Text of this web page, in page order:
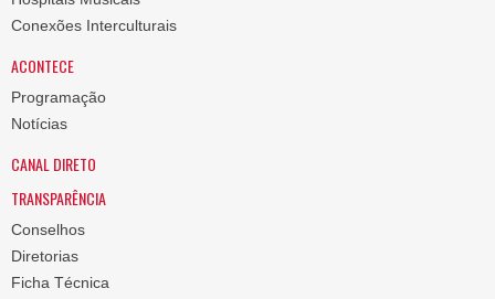
Conexões Interculturais
ACONTECE
Programação
Notícias
CANAL DIRETO
TRANSPARÊNCIA
Conselhos
Diretorias
Ficha Técnica